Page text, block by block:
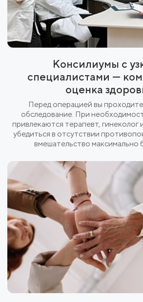
Консилиумы с
специалистами —
оценка
Перед операцией вы
обследование. При
привлекаются терапевт, гинеколог
убедиться в отсутствии
вмешательство максимально